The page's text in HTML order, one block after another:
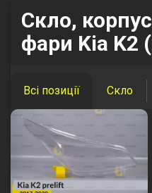
Скло,
фари Kia K2
Всі позиції Скло